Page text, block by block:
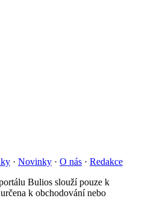
· Novinky · O nás · Redakce
Bulios slouží pouze k
k obchodování nebo